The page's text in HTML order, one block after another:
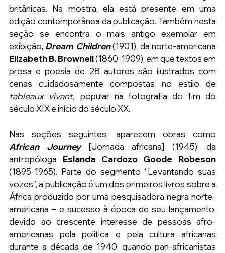
britânicas. Na mostra, ela está presente em uma
edição contemporânea da publicação. Também nesta
seção se encontra o mais antigo exemplar em
exibição, Dream Children
Elizabeth B. Brownell (1860-1909), em que textos em
prosa e poesia de 28 autores são ilustrados com
tableaux vivant, popular na fotografia do fim do
século XIX e início do século XX.
African Journey [Jornada africana] (1945), da
antropóloga Eslanda Cardozo Goode Robeson
(1895-1965). Parte do segmento “Levantando suas
vozes”, a publicação é um dos primeiros livros sobre a
África produzido por uma pesquisadora negra norte-
americana – e sucesso à época de seu lançamento,
devido ao crescente interesse de pessoas afro-
americanas pela política e pela cultura africanas
durante a década de 1940, quando pan-africanistas